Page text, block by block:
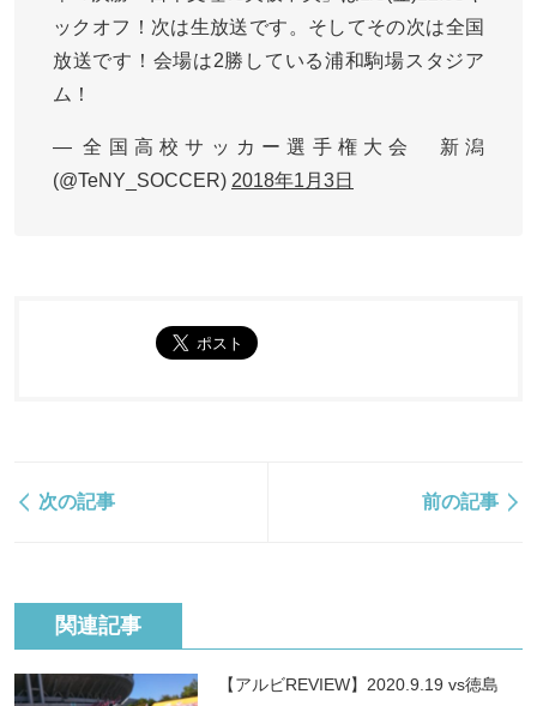
ックオフ！次は生放送です。そしてその次は全国
放送です！会場は2勝している浦和駒場スタジア
ム！
— 全国高校サッカー選手権大会 新潟
(@TeNY_SOCCER) 2018年1月3日
次の記事 前の記事
関連記事
【アルビREVIEW】2020.9.19 vs徳島